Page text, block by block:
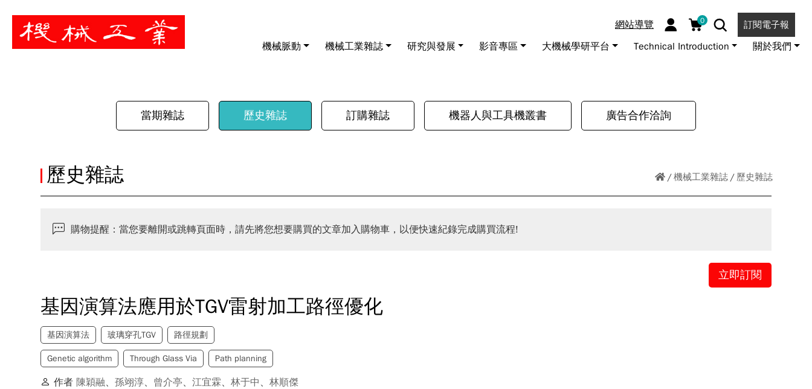
網站導覽 0 訂閱電子報
機械脈動 機械工業雜誌 研究與發展 影音專區 大機械學研平台 Technical Introduction 關於我們
暫停
當期雜誌 歷史雜誌 訂購雜誌 機器人與工具機叢書 廣告合作洽詢
機械工業雜誌 歷史雜誌
歷史雜誌
購物提醒：當您要離開或跳轉頁面時，請先將您想要購買的文章加入購物車，以便快速紀錄完成購買流程!
立即訂閱
基因演算法應用於TGV雷射加工路徑優化
基因演算法 玻璃穿孔TGV 路徑規劃
Genetic algorithm Through Glass Via Path planning
作者 陳穎融、孫翊淳、 曾介亭、江宜霖、林于中 、林順傑